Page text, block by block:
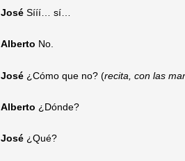
José Sííí… sí…
Alberto No.
José ¿Cómo que no? (recita, con las
Alberto ¿Dónde?
José ¿Qué?